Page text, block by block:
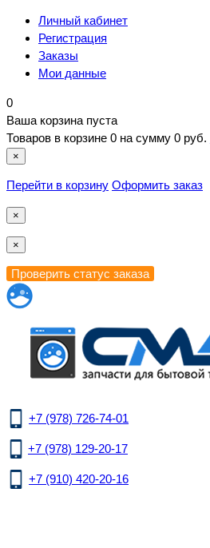
Личный кабинет
Регистрация
Заказы
Мои данные
0
Ваша корзина пуста
Товаров в корзине 0 на сумму 0 руб.
×
Перейти в корзину Оформить заказ
×
×
+7 (978) 726-74-01
+7 (978) 129-20-17
+7 (910) 420-20-16